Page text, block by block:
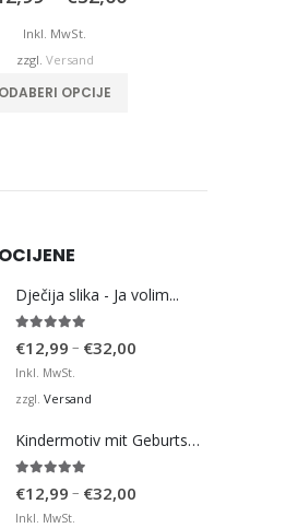
Inkl. MwSt.
zzgl. Versand
ODABERI OPCIJE
Dječija slika - Ja volim...
€12,99 – €32,00
Inkl. MwSt.
zzgl. Versand
Kindermotiv mit Geburtsdaten
€12,99 – €32,00
Inkl. MwSt.